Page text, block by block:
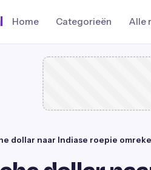
Home Categorieën Alle
dollar naar Indiase roepie